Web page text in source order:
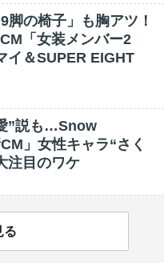
脚の椅子」も胸アツ！
「女装メンバー2
イ＆SUPER EIGHT
”説も…Snow
」女性キャラ“さく
注目のワケ
る